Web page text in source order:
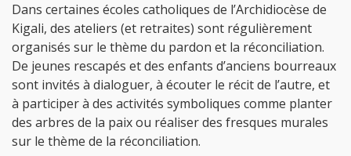
Dans certaines écoles catholiques de l’Archidiocèse de
Kigali, des ateliers (et retraites) sont régulièrement
organisés sur le thème du pardon et la réconciliation.
De jeunes rescapés et des enfants d’anciens bourreaux
sont invités à dialoguer, à écouter le récit de l’autre, et
à participer à des activités symboliques comme planter
des arbres de la paix ou réaliser des fresques murales
sur le thème de la réconciliation.